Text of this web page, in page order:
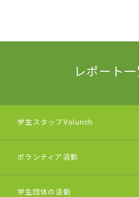
レポート
学生スタッフVolunch
学生スタッフVolunch
2025年度（令和７年度）
ボランティア活動
ボランティア活動
学生団体の活動